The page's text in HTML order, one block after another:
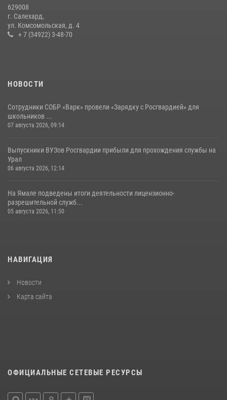
20 июля 2026, 09:03
629008
г. Салехард,
ул. Комсомольская, д. 4
+ 7 (34922) 3-48-70
НОВОСТИ
Сотрудники СОБР «Варк» провели «Зарядку с Росгвардией» для
школьников ...
07 августа 2026, 09:14
Выпускники ВУЗов Росгвардии прибыли для прохождения службы на
Урал
06 августа 2026, 12:14
На Ямале подведены итоги деятельности лицензионно-
разрешительной служб...
05 августа 2026, 11:50
НАВИГАЦИЯ
Новости
Карта сайта
ОФИЦИАЛЬНЫЕ СЕТЕВЫЕ РЕСУРСЫ